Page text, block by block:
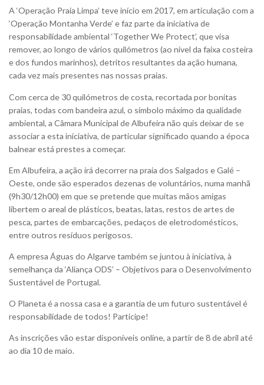
A ‘Operação Praia Limpa’ teve início em 2017, em articulação com a
‘Operação Montanha Verde’ e faz parte da iniciativa de
responsabilidade ambiental ‘Together We Protect’, que visa
remover, ao longo de vários quilómetros (ao nível da faixa costeira
e dos fundos marinhos), detritos resultantes da ação humana,
cada vez mais presentes nas nossas praias.
Com cerca de 30 quilómetros de costa, recortada por bonitas
praias, todas com bandeira azul, o símbolo máximo da qualidade
ambiental, a Câmara Municipal de Albufeira não quis deixar de se
associar a esta iniciativa, de particular significado quando a época
balnear está prestes a começar.
Em Albufeira, a ação irá decorrer na praia dos Salgados e Galé –
Oeste, onde são esperados dezenas de voluntários, numa manhã
(9h30/12h00) em que se pretende que muitas mãos amigas
libertem o areal de plásticos, beatas, latas, restos de artes de
pesca, partes de embarcações, pedaços de eletrodomésticos,
entre outros resíduos perigosos.
A empresa Águas do Algarve também se juntou à iniciativa, à
semelhança da ‘Aliança ODS’ – Objetivos para o Desenvolvimento
Sustentável de Portugal.
O Planeta é a nossa casa e a garantia de um futuro sustentável é
responsabilidade de todos! Participe!
As inscrições vão estar disponíveis online, a partir de 8 de abril até
ao dia 10 de maio.